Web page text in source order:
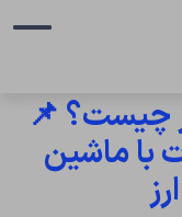
چیست؟ 📌
با ماشین